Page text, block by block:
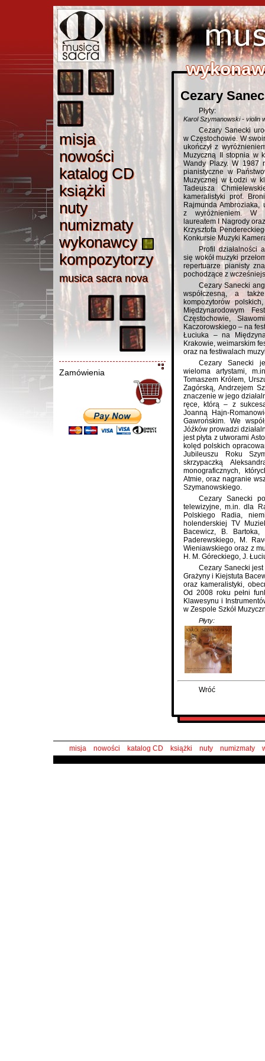
Zamówienia
Cezary
Płyty:
Karol Szymanowski - violin
Cezary Sanecki
w Częstochowie. W
ukończył z
Muzyczną II stopnia w
Wandy Plazy. W 1987
pianistyczne w
Muzycznej w Łodzi w
Tadeusza
kameralistyki prof.
Rajmunda Ambroziaka,
z wyróżnieniem. W
laureatem I Nagrody
Krzysztofa
Konkursie Muzyki
Profil działalności
się wokół muzyki
repertuarze pianisty
pochodzące z
Cezary Sanecki
współczesną, a
kompozytorów
Międzynarodowym
Częstochowie,
Kaczorowskiego – na
Łuciuka – na
Krakowie, weimarskim
oraz na festiwalach
Cezary Sanecki
wieloma artystami,
Tomaszem Królem,
Zagórską, Andrzejem
znaczenie w jego
ręce, którą – z
Joanną Hajn-
Gawrońskim. We
Jóźków prowadzi
jest płyta z utworami
kolęd polskich
Jubileuszu Roku
skrzypaczką
monograficznych,
Atmie, oraz nagranie
Szymanowskiego.
Cezary Sanecki
telewizyjne, m.in. dla
Polskiego Radia,
holenderskiej TV
Bacewicz, B.
Paderewskiego, M.
Wieniawskiego oraz z
H. M. Góreckiego, J.
Cezary Sanecki
Grażyny i Kiejstuta
oraz kameralistyki,
Od 2008 roku pełni
Klawesynu i
w Zespole Szkół
Płyty:
Wróć
misja
misja
nowości
nowości
katalog CD
katalog CD
książki
książki
nuty
nuty
numizmaty
numizmaty
wykonawcy
wykonawcy
kompozytorzy
kompozytorzy
musica sacra nova
musica sacra nova
misja nowości katalog CD książki nuty numizmaty